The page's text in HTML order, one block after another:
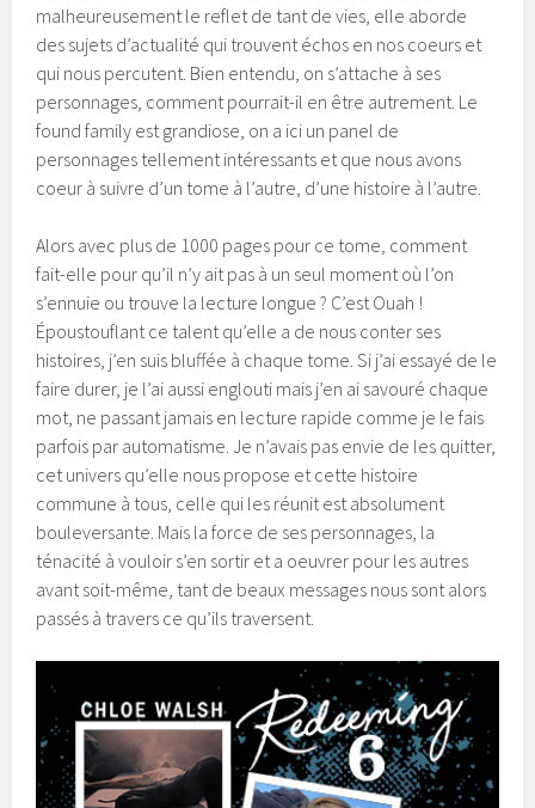
malheureusement le reflet de tant de vies, elle aborde
des sujets d’actualité qui trouvent échos en nos coeurs et
qui nous percutent. Bien entendu, on s’attache à ses
personnages, comment pourrait-il en être autrement. Le
found family est grandiose, on a ici un panel de
personnages tellement intéressants et que nous avons
coeur à suivre d’un tome à l’autre, d’une histoire à l’autre.
Alors avec plus de 1000 pages pour ce tome, comment
fait-elle pour qu’il n’y ait pas à un seul moment où l’on
s’ennuie ou trouve la lecture longue ? C’est Ouah !
Époustouflant ce talent qu’elle a de nous conter ses
histoires, j’en suis bluffée à chaque tome. Si j’ai essayé de le
faire durer, je l’ai aussi englouti mais j’en ai savouré chaque
mot, ne passant jamais en lecture rapide comme je le fais
parfois par automatisme. Je n’avais pas envie de les quitter,
cet univers qu’elle nous propose et cette histoire
commune à tous, celle qui les réunit est absolument
bouleversante. Mais la force de ses personnages, la
ténacité à vouloir s’en sortir et a oeuvrer pour les autres
avant soit-même, tant de beaux messages nous sont alors
passés à travers ce qu’ils traversent.